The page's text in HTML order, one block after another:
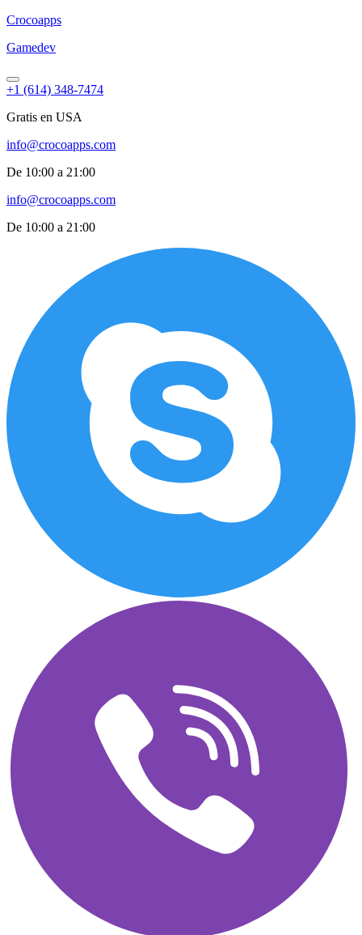
Crocoapps
Gamedev
+1 (614) 348-7474
Gratis en USA
info@crocoapps.com
De 10:00 a 21:00
info@crocoapps.com
De 10:00 a 21:00